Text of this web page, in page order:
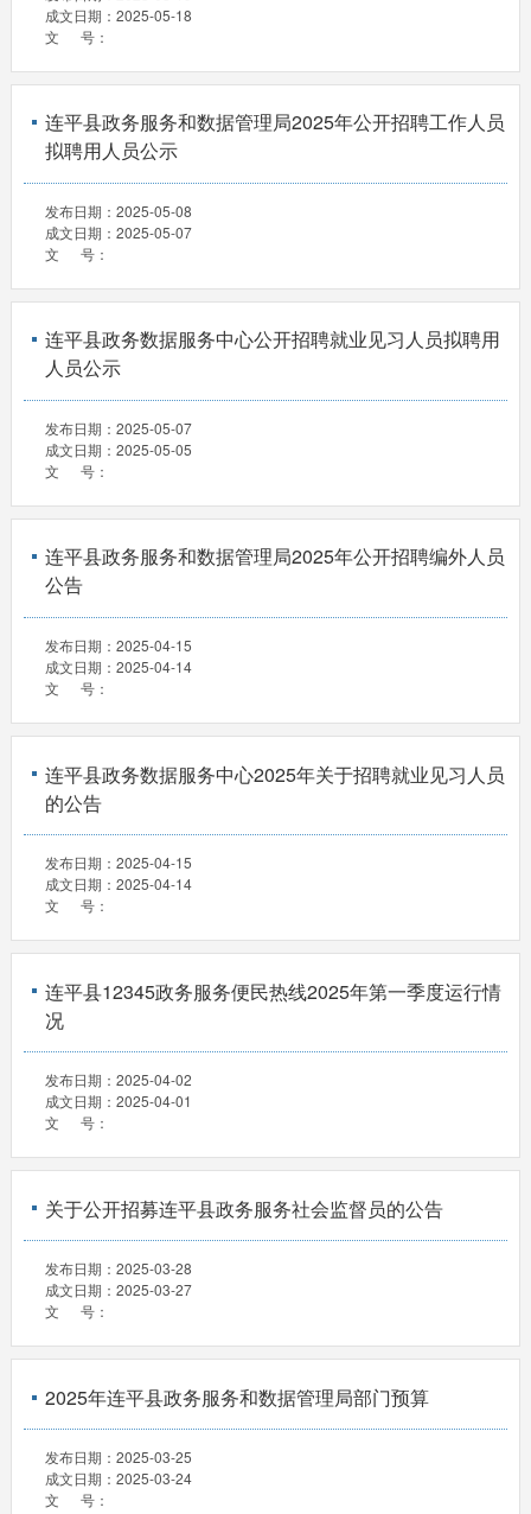
成文日期： 2025-05-18
文 号：
连平县政务服务和数据管理局2025年公开招聘工作人员
拟聘用人员公示
发布日期： 2025-05-08
成文日期： 2025-05-07
文 号：
连平县政务数据服务中心公开招聘就业见习人员拟聘用
人员公示
发布日期： 2025-05-07
成文日期： 2025-05-05
文 号：
连平县政务服务和数据管理局2025年公开招聘编外人员
公告
发布日期： 2025-04-15
成文日期： 2025-04-14
文 号：
连平县政务数据服务中心2025年关于招聘就业见习人员
的公告
发布日期： 2025-04-15
成文日期： 2025-04-14
文 号：
连平县12345政务服务便民热线2025年第一季度运行情
况
发布日期： 2025-04-02
成文日期： 2025-04-01
文 号：
关于公开招募连平县政务服务社会监督员的公告
发布日期： 2025-03-28
成文日期： 2025-03-27
文 号：
2025年连平县政务服务和数据管理局部门预算
发布日期： 2025-03-25
成文日期： 2025-03-24
文 号：